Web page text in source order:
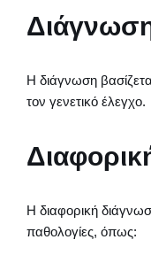
Η διάγνωση
τον γενετικό έλεγχο.
Η διαφορική
παθολογίες, όπως: